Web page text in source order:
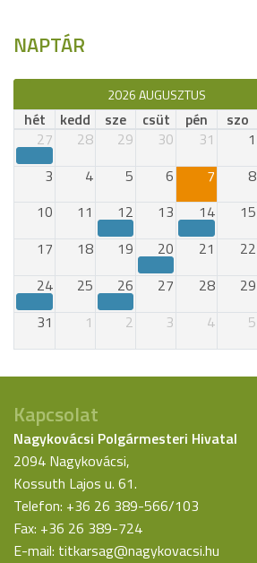
NAPTÁR
2026 AUGUSZTUS
hét kedd sze csüt pén szo
27
28 29 30 31 1
3
4 5 6 7 8
10
11 12 13 14 15
17
18 19 20 21 22
24
25 26 27 28 29
31
1 2 3 4 5
Kapcsolat
Nagykovácsi Polgármesteri Hivatal
2094 Nagykovácsi,
Kossuth Lajos u. 61.
Telefon: +36 26 389-566/103
Fax: +36 26 389-724
E-mail: titkarsag@nagykovacsi.hu